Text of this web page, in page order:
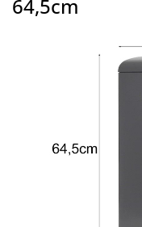
64,5cm